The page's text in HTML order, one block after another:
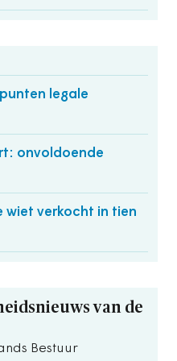
legale
onvoldoende
wiet verkocht in tien
van de
Bestuur